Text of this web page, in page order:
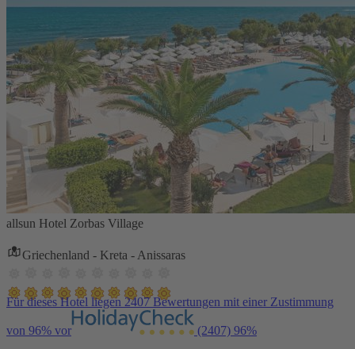
allsun Hotel Zorbas Village
Griechenland - Kreta - Anissaras
Für dieses Hotel liegen 2407 Bewertungen mit einer Zustimmung
von 96% vor (2407) 96%